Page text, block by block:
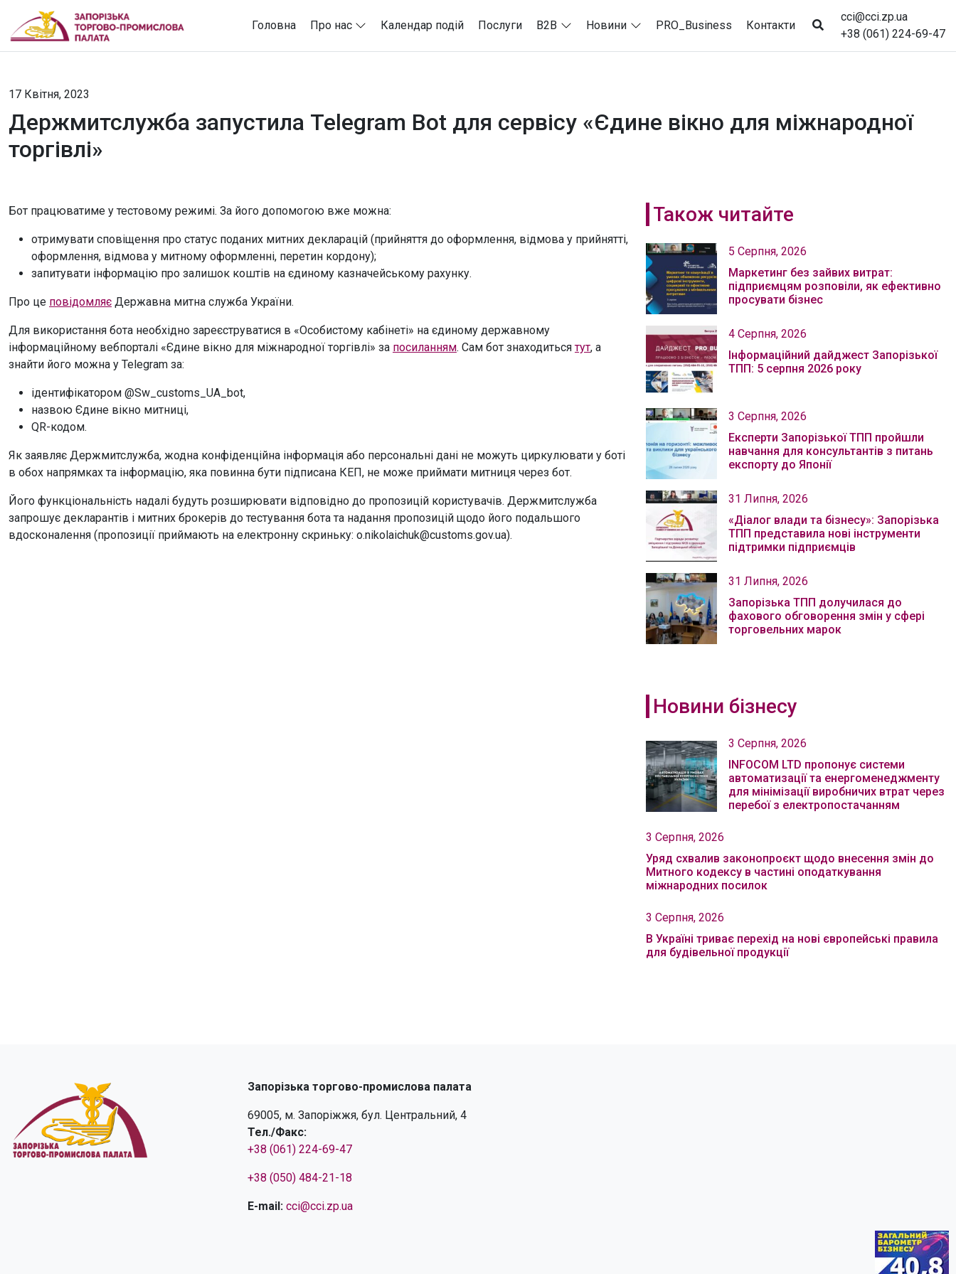
Головна Про нас Календар подій Послуги B2B Новини PRO_Business Контакти
cci@cci.zp.ua
+38 (061) 224-69-47
17 Квітня, 2023
Держмитслужба запустила Telegram Bot для сервісу «Єдине вікно для міжнародної
торгівлі»
Бот працюватиме у тестовому режимі. За його допомогою вже можна:
отримувати сповіщення про статус поданих митних декларацій (прийняття до оформлення, відмова у прийнятті,
оформлення, відмова у митному оформленні, перетин кордону);
запитувати інформацію про залишок коштів на єдиному казначейському рахунку.
Про це повідомляє Державна митна служба України.
Для використання бота необхідно зареєструватися в «Особистому кабінеті» на єдиному державному
інформаційному вебпорталі «Єдине вікно для міжнародної торгівлі» за посиланням. Сам бот знаходитьсятут, а
знайти його можна у Telegram за:
ідентифікатором @Sw_customs_UA_bot,
назвою Єдине вікно митниці,
QR-кодом.
Як заявляє Держмитслужба, жодна конфіденційна інформація або персональні дані не можуть циркулювати у боті
в обох напрямках та інформацію, яка повинна бути підписана КЕП, не може приймати митниця через бот.
Його функціональність надалі будуть розширювати відповідно до пропозицій користувачів. Держмитслужба
запрошує декларантів і митних брокерів до тестування бота та надання пропозицій щодо його подальшого
вдосконалення (пропозиції приймають на електронну скриньку: o.nikolaichuk@customs.gov.ua).
Також читайте
5 Серпня, 2026
Маркетинг без зайвих витрат:
підприємцям розповіли, як ефективно
просувати бізнес
4 Серпня, 2026
Інформаційний дайджест Запорізької
ТПП: 5 серпня 2026 року
3 Серпня, 2026
Експерти Запорізької ТПП пройшли
навчання для консультантів з питань
експорту до Японії
31 Липня, 2026
«Діалог влади та бізнесу»: Запорізька
ТПП представила нові інструменти
підтримки підприємців
31 Липня, 2026
Запорізька ТПП долучилася до
фахового обговорення змін у сфері
торговельних марок
Новини бізнесу
3 Серпня, 2026
INFOCOM LTD пропонує системи
автоматизації та енергоменеджменту
для мінімізації виробничих втрат через
перебої з електропостачанням
3 Серпня, 2026
Уряд схвалив законопроєкт щодо внесення змін до
Митного кодексу в частині оподаткування
міжнародних посилок
3 Серпня, 2026
В Україні триває перехід на нові європейські правила
для будівельної продукції
Запорізька торгово-промислова палата
69005, м. Запоріжжя, бул. Центральний, 4
Тел./Факс:
+38 (061) 224-69-47
+38 (050) 484-21-18
E-mail: cci@cci.zp.ua